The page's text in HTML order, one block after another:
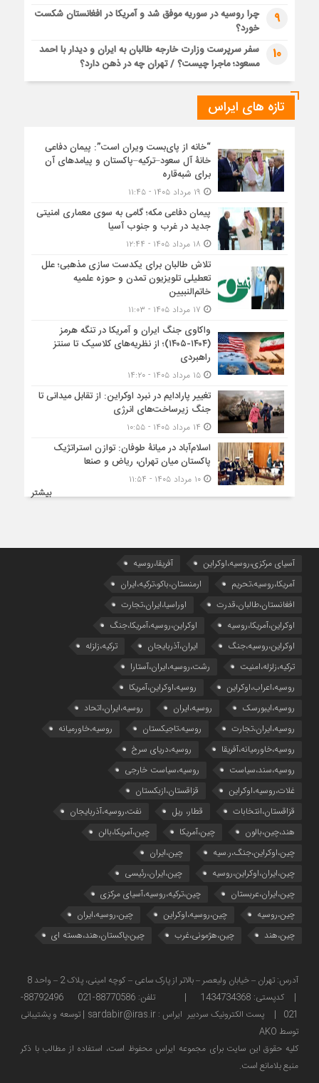
9
چرا روسیه در سوریه موفق شد و آمریکا در افغانستان شکست
خورد؟
10
سفر سرپرست وزارت خارجه طالبان به ایران و دیدار با احمد
مسعود؛ ماجرا چیست؟ / تهران چه در ذهن دارد؟
تازه های ایراس
“خانه از پای‌بست ویران است”: پیمان دفاعی
خانۀ آل سعود–ترکیه–پاکستان و پیامدهای آن
برای شبه‌قاره
پیمان دفاعی مکه؛ گامی به سوی معماری امنیتی
جدید در غرب و جنوب آسیا
تلاش طالبان برای یکدست سازی مذهبی؛ علل
تعطیلی تلویزیون تمدن و حوزه علمیه
خاتم‌النبیین
واکاوی جنگ ایران و آمریکا در تنگه هرمز
(۱۴۰۴-۱۴۰۵)؛ از نظریه‌های کلاسیک تا سنتز
راهبردی
۱۵ مرداد ۱۴۰۵ - ۱۴:۲۰
تغییر پارادایم در نبرد اوکراین: از تقابل میدانی تا
جنگ زیرساخت‌های انرژی
اسلام‌آباد در میانۀ طوفان: توازن استراتژیک
پاکستان میان تهران، ریاض و صنعا
۱۰ مرداد ۱۴۰۵ - ۱۱:۵۴
بیشتر
آسیای مرکزی،روسیه،اوکراین
آفریقا،روسیه
آمریکا،روسیه،تحریم
ارمنستان،باکو،ترکیه،ایران
افغانستان،طالبان،قدرت
اوراسیا،ایران،تجارت
اوکراین،آمریکا،روسیه
اوکراین،روسیه،آمریکا،جنگ
اوکراین،روسیه،جنگ
ایران،آذربایجان
ترکیه،زلزله
ترکیه،زلزله،امنیت
رشت،روسیه،ایران،آستارا
روسیه،اعراب،اوکراین
روسیه،اوکراین،آمریکا
روسیه،ایبورسک
روسیه،ایران
روسیه،ایران،اتحاد
روسیه،ایران،تجارت
روسیه،تاجیکستان
روسیه،خاورمیانه
روسیه،خاورمیانه،آفریقا
روسیه،دریای سرخ
روسیه،سند،سیاست
روسیه،سیاست خارجی
غلات،روسیه،اوکراین
قزاقستان،ازبکستان
قزاقستان،انتخابات
قطار، ریل
نفت،روسیه،آذربایجان
هند،چین،بالون
چین،آمریکا
چین،آمریکا،بالن
چین،اوکراین،جنگ،ر.سیه
چین،ایران
چین،ایران،اوکراین،روسیه
چین،ایران،رئیسی
چین،ایران،عربستان
چین،ترکیه،روسیه،آسیای مرکزی
چین،روسیه
چین،روسیه،اوکراین
چین،روسیه،ایران
چین،هند
چین،هژمونی،غرب چین،پاکستان،هند،هسته ای
| کدپستی: 1434734368 | تلفن: 88770586-021 88792496-
021 | پست الکترونیک سردبیر ایراس : sardabir@iras.ir |
توسعه و پشتیبانی
توسط AKO
كليه حقوق این سایت برای مجموعه ایراس محفوظ است، استفاده از مطالب با ذكر
منبع بلامانع است.